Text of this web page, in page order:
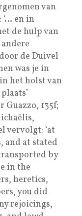
van
‘… en in
de hulp van
de Duivel
was je in
het holst van
Guazzo, 135f;
vervolgt: ‘at
and at stated
by
in the
heretics,
you did
rejoicings,